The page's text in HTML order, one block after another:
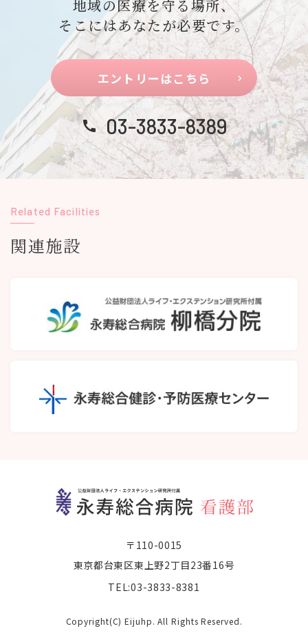
地域の医療を守る場所、
そこにはあなたが必要です。
エントリーはこちら
03-3833-8389
Related Facilities
関連施設
〒110-0015
東京都台東区東上野2丁目23番16号
TEL:03-3833-8381
Copyright(C) Eijuhp. All Rights Reserved.